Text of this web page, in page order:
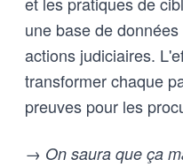
une base de
actions judiciaires.
transformer chaque
preuves pour les
→ On saura que ça